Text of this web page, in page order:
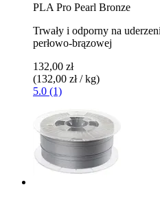
PLA Pro Pearl Bronze
Trwały i odporny na
perłowo-brązowej
132,00 zł
(132,00 zł / kg)
5.0 (1)